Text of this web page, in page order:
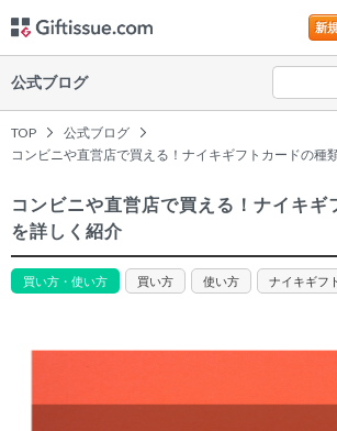
新
公式ブログ
TOP
公式ブログ
コンビニや直営店で買える！ナイキギフトカードの種
コンビニや直営店で買える！ナイキギ
を詳しく紹介
買い方・使い方 買い方 使い方 ナイキギフ